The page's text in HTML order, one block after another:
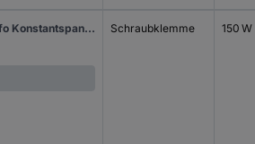
Self Electronics SLD150-24VFD-EU LED-Trafo Konstantspannung 150 W 6.25 A 24 V dimmbar 1 St. Schraubklemme 150 W